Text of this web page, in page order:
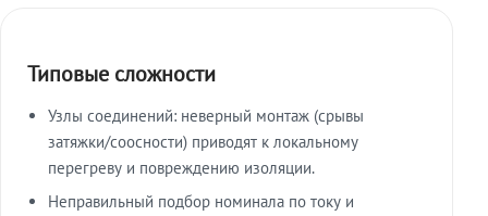
Типовые сложности
Узлы соединений: неверный монтаж (срывы
затяжки/соосности) приводят к локальному
перегреву и повреждению изоляции.
Неправильный подбор номинала по току и